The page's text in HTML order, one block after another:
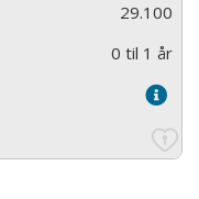
29.100
0 til 1 år